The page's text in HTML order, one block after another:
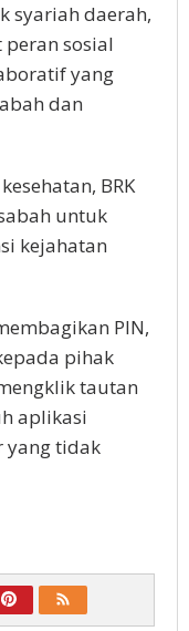
syariah daerah,
peran sosial
yang
dan
BRK
untuk
kejahatan
PIN,
pihak
tautan
aplikasi
yang tidak